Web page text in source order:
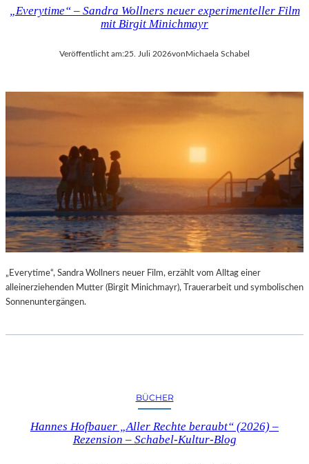
„Everytime“ – Sandra Wollners neuer experimenteller Film
mit Birgit Minichmayr
Veröffentlicht am:25. Juli 2026von Michaela Schabel
„Everytime“, Sandra Wollners neuer Film, erzählt vom Alltag einer
alleinerziehenden Mutter (Birgit Minichmayr), Trauerarbeit und symbolischen
Sonnenuntergängen.
BÜCHER
Hannes Hofbauer „Aller Rechte beraubt“ (2026) –
Rezension – Schabel-Kultur-Blog